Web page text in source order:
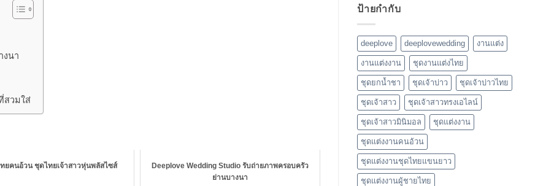
งนา
สวมใส่
ยคนอ้วน ชุดไทยเจ้าสาวหุ่นพลัสไซส์
Deeplove Wedding Studio รับถ่ายภาพครอบครัว
ย่านบางนา
ป้ายกำกับ
deeplove deeplovewedding งานแต่ง
งานแต่งงาน ชุดงานแต่งไทย
ชุดยกน้ำชา ชุดเจ้าบ่าว ชุดเจ้าบ่าวไทย
ชุดเจ้าสาว ชุดเจ้าสาวทรงเอไลน์
ชุดเจ้าสาวมินิมอล ชุดแต่งงาน
ชุดแต่งงานคนอ้วน
ชุดแต่งงานชุดไทยแขนยาว
ชุดแต่งงานผู้ชายไทย